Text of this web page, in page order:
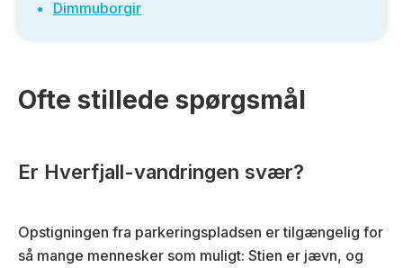
Dimmuborgir
Ofte stillede spørgsmål
Er Hverfjall-vandringen svær?
Opstigningen fra parkeringspladsen er tilgængelig for
så mange mennesker som muligt: Stien er jævn, og